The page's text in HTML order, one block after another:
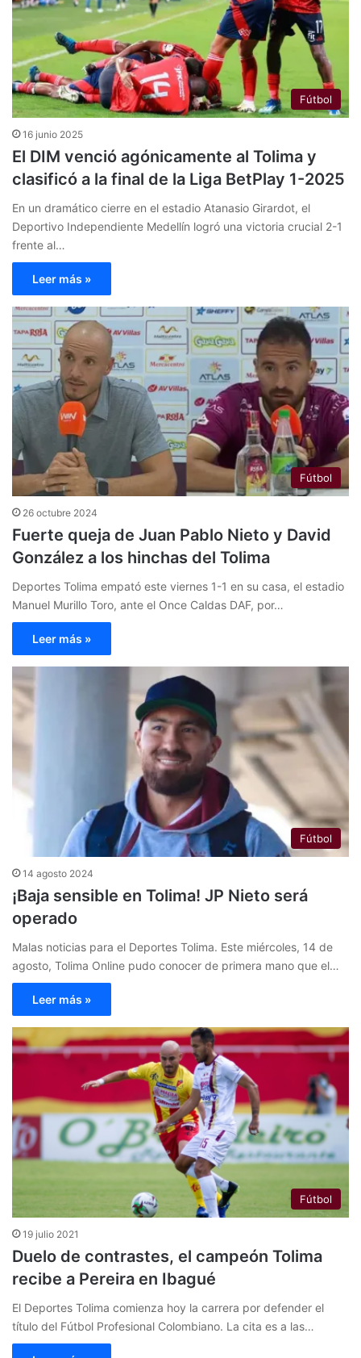
Fútbol
16 junio 2025
El DIM venció agónicamente al Tolima y
clasificó a la final de la Liga BetPlay 1-2025
En un dramático cierre en el estadio Atanasio Girardot, el
Deportivo Independiente Medellín logró una victoria crucial 2-1
frente al…
Leer más »
Fútbol
26 octubre 2024
Fuerte queja de Juan Pablo Nieto y David
González a los hinchas del Tolima
Deportes Tolima empató este viernes 1-1 en su casa, el estadio
Manuel Murillo Toro, ante el Once Caldas DAF, por…
Leer más »
Fútbol
14 agosto 2024
¡Baja sensible en Tolima! JP Nieto será
operado
Malas noticias para el Deportes Tolima. Este miércoles, 14 de
agosto, Tolima Online pudo conocer de primera mano que el…
Leer más »
Fútbol
19 julio 2021
Duelo de contrastes, el campeón Tolima
recibe a Pereira en Ibagué
El Deportes Tolima comienza hoy la carrera por defender el
título del Fútbol Profesional Colombiano. La cita es a las…